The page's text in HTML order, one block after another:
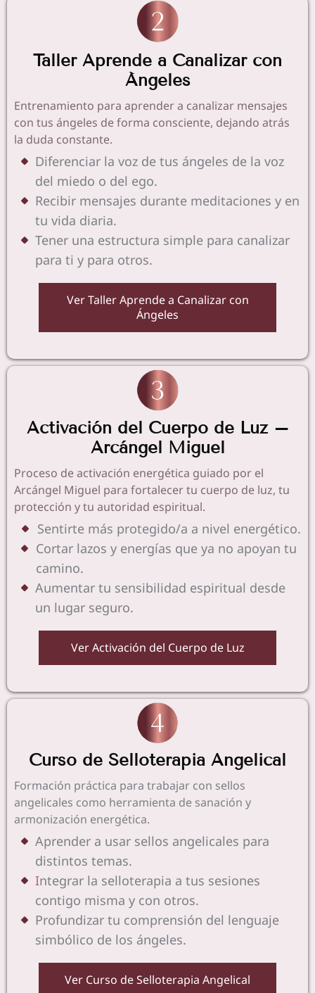
Taller Aprende a Canalizar con
Ángeles
Entrenamiento para aprender a canalizar mensajes
con tus ángeles de forma consciente, dejando atrás
la duda constante.
Diferenciar la voz de tus ángeles de la voz
del miedo o del ego.
Recibir mensajes durante meditaciones y en
tu vida diaria.
Tener una estructura simple para canalizar
para ti y para otros.
Ver Taller Aprende a Canalizar con
Ángeles
Activación del Cuerpo de Luz –
Arcángel Miguel
Proceso de activación energética guiado por el
Arcángel Miguel para fortalecer tu cuerpo de luz, tu
protección y tu autoridad espiritual.
Sentirte más protegido/a a nivel energético.
Cortar lazos y energías que ya no apoyan tu
camino.
Aumentar tu sensibilidad espiritual desde
un lugar seguro.
Ver Activación del Cuerpo de Luz
Curso de Selloterapia Angelical
Formación práctica para trabajar con sellos
angelicales como herramienta de sanación y
armonización energética.
Aprender a usar sellos angelicales para
distintos temas.
Integrar la selloterapia a tus sesiones
contigo misma y con otros.
Profundizar tu comprensión del lenguaje
simbólico de los ángeles.
Ver Curso de Selloterapia Angelical